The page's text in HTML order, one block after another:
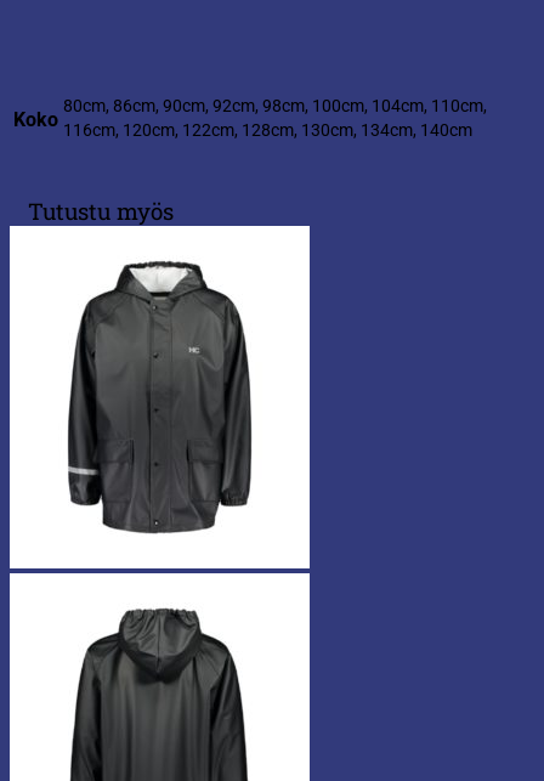
Koko
80cm, 86cm, 90cm, 92cm, 98cm, 100cm, 104cm, 110cm,
116cm, 120cm, 122cm, 128cm, 130cm, 134cm, 140cm
Tutustu myös